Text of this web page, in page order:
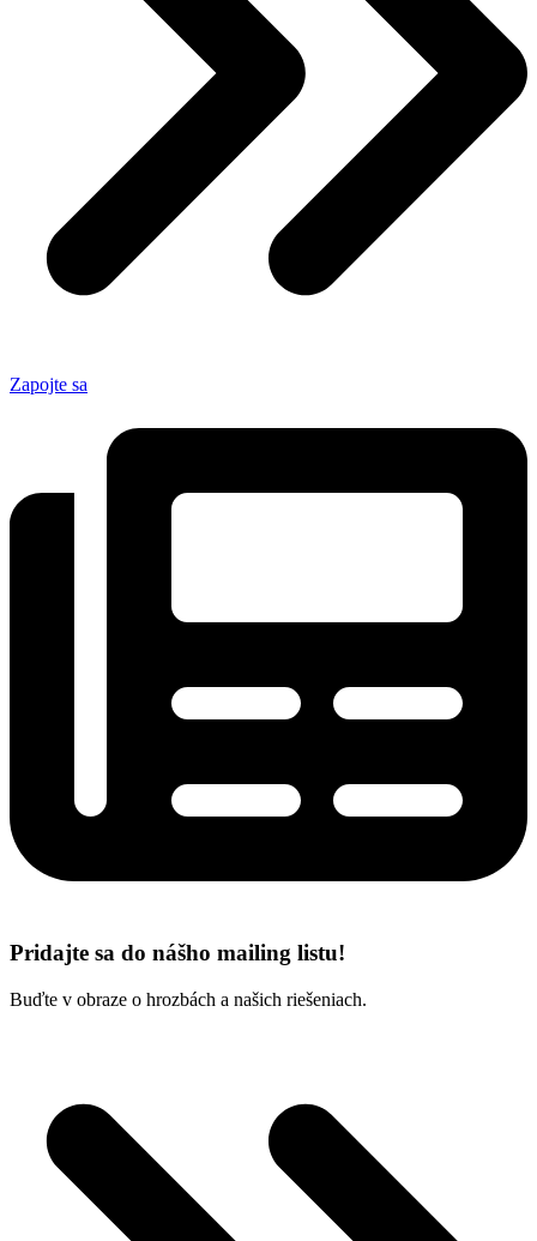
Zapojte sa
Pridajte sa do nášho mailing listu!
Buďte v obraze o hrozbách a našich riešeniach.